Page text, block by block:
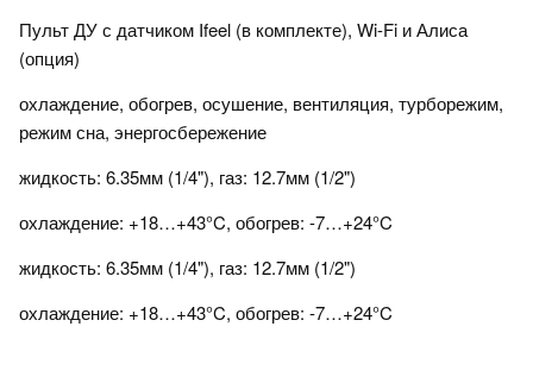
Пульт ДУ с датчиком Ifeel (в комплекте), Wi-Fi и Алиса
(опция)
охлаждение, обогрев, осушение, вентиляция, турборежим,
режим сна, энергосбережение
жидкость: 6.35мм (1/4"), газ: 12.7мм (1/2")
охлаждение: +18…+43°C, обогрев: -7…+24°C
жидкость: 6.35мм (1/4"), газ: 12.7мм (1/2")
охлаждение: +18…+43°C, обогрев: -7…+24°C